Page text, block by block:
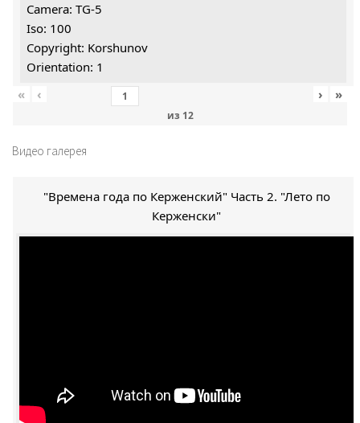
Camera: TG-5
Iso: 100
Copyright: Korshunov
Orientation: 1
«
‹
из 12
› »
Видео галерея
"Времена года по Керженский" Часть 2. "Лето по
Керженски"